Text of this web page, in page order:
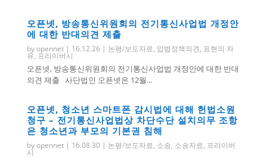
오픈넷, 방송통신위원회의 전기통신사업법 개정안
에 대한 반대의견 제출
byopennet| 16.12.26| 논평/보도자료, 입법정책의견, 표현의 자
유, 프라이버시
오픈넷, 방송통신위원회의 전기통신사업법 개정안에 대한 반대
의견 제출 사단법인 오픈넷은 12월...
오픈넷, 청소년 스마트폰 감시법에 대해 헌법소원
청구 – 전기통신사업법상 차단수단 설치의무 조항
은 청소년과 부모의 기본권 침해
byopennet| 16.08.30 | 논평/보도자료, 소송, 소송자료, 프라이버
시